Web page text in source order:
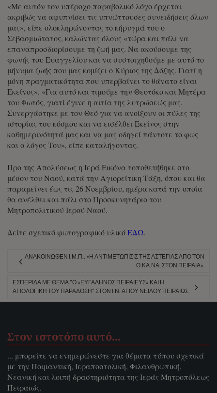
«Με αυτόν τον υπέροχο παραβολικό λόγο έρχεται
ακριβώς να αφυπνίσει τις υπνώττουσες συνειδήσεις όλων
μας», είπε ολοκληρώνοντας το κήρυγμά του ο
Σεβασμιώτατος, καλώντας όλους «τώρα και πάλι να
επαναπροσδιορίσουμε τη ζωή μας. Να ακούσουμε της
φωνής του Ευαγγελίου και να συστοιχηθούμε με αυτό το
μήνυμα ζωής που μας κομίζει ο Κύριος της Δόξης. Γιατί η
μόνη πραγματικότητα που υπερβαίνει το θάνατο είναι
Εκείνος». «Για αυτό και τιμούμε την Θεοτόκο και Μητέρα
του Φωτός, γιατί έγινε η αιτία της λυτρώσεώς μας.
Συνεργάστηκε με τον Θεό για να ανοίξουν οι πύλες της
ιστορίας του κόσμου και να εισέλθει Εκείνος στην
καθημερινότητά μας και να μας οδηγεί πάντοτε το φως
και ο λόγος Του», είπε καταλήγοντας.
Προ της Απολύσεως η Ιερά Εικόνα τοποθετήθηκε στο
μέσον του Ναού, κατά την Αγιορείτικη Τάξη, όπου και θα
παραμείνει έως τις 26 Νοεμβρίου, ημέρα κατά την οποία
θα ανέλθει και πάλι στο Προσκυνητάριο του
Μητροπολιτικού Ιερού Ναού.
Δείτε σχετικό φωτογραφικό υλικόΕΔΩ.
ΑΝΑΚΟΙΝΩΘΕΝ Ι.Μ.Π.: «Η ΑΝΤΙΜΕΤΩΠΙΣΙΣ ΤΗΣ ΑΣΤΕΓΙΑΣ ΑΠΟ ΤΟΝ
Ο.ΚΑ.ΝΑ. ΣΤΟΝ ΠΕΙΡΑΙΑ».
ΕΣΠΕΡΊΔΑ ΜΕ ΘΈΜΑ ”Ο «ΕΥΓΆΛΗΝΟΣ ΠΕΙΡΑΙΕΎΣ» ΚΑΙ Η
ΑΓΙΟΛΟΓΙΚΉ ΤΟΥ ΠΑΡΆΔΟΣΗ” ΣΤΟΝ Ι.Ν. ΑΓΊΟΥ ΝΕΊΛΟΥ ΠΕΙΡΑΙΏΣ.
Στον ιστοτόπο αυτό…
... μπορείτε να ενημερώνεστε για θέματα τύπου σχετικά
με την Ποιμαντική, Ιεραποστολική, Φιλανθρωπική,
Νεανική και λοιπή δραστηριότητα της Ιεράς Μητροπόλεως
Πειραιώς.